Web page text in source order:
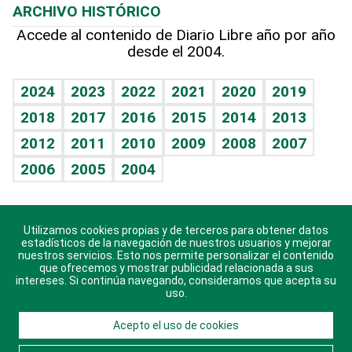
Hablando con el pediatra
Vida y familia
Eñe
Celebrando la vida
Sin complejos
En pocas palabras
Escuchando al corazón
Economía Personal
Línea de hit
TBT Deportivo
Más firmas
Hecho en casa
Guía del dinero
Cumpleaños
Horóscopos
Crucigramas
ARCHIVO HISTÓRICO
Accede al contenido de Diario Libre año por año
desde el 2004.
2024 2023 2022 2021 2020
2019
2018
2017 2016 2015 2014
2013
2012
2011 2010 2009 2008
2007
2006
2005 2004
Descarga nuestras aplicaciones para Android, iOS y
sistema Huawei.
© 2021 Diario Libre, todos los derechos reservados.
Utilizamos cookies propias y de terceros para obtener datos
estadísticos de la navegación de nuestros usuarios y mejorar
nuestros servicios. Esto nos permite personalizar el contenido
que ofrecemos y mostrar publicidad relacionada a sus
intereses. Si continúa navegando, consideramos que acepta su
uso.
Acepto el uso de cookies